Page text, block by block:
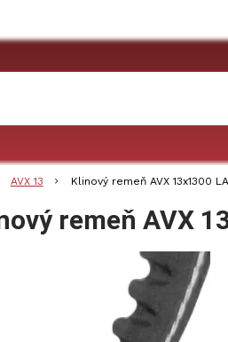
AVX 13 Klinový remeň AVX 13x1300 LA
remeň AVX